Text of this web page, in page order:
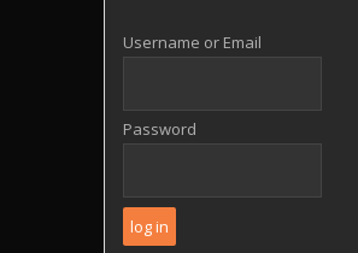
Username or Email
Password